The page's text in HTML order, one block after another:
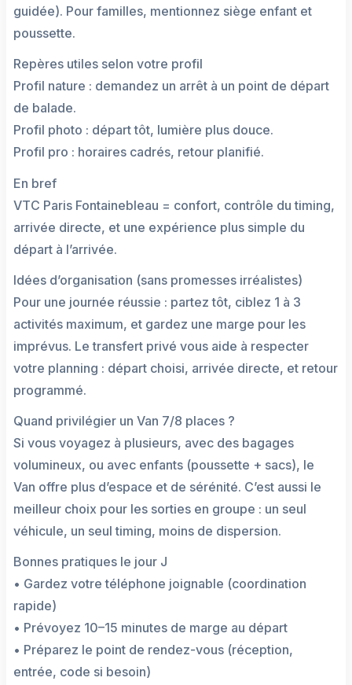
guidée). Pour familles, mentionnez siège enfant et
poussette.
Repères utiles selon votre profil
Profil nature : demandez un arrêt à un point de départ
de balade.
Profil photo : départ tôt, lumière plus douce.
Profil pro : horaires cadrés, retour planifié.
En bref
VTC Paris Fontainebleau = confort, contrôle du timing,
arrivée directe, et une expérience plus simple du
départ à l’arrivée.
Idées d’organisation (sans promesses irréalistes)
Pour une journée réussie : partez tôt, ciblez 1 à 3
activités maximum, et gardez une marge pour les
imprévus. Le transfert privé vous aide à respecter
votre planning : départ choisi, arrivée directe, et retour
programmé.
Quand privilégier un Van 7/8 places ?
Si vous voyagez à plusieurs, avec des bagages
volumineux, ou avec enfants (poussette + sacs), le
Van offre plus d’espace et de sérénité. C’est aussi le
meilleur choix pour les sorties en groupe : un seul
véhicule, un seul timing, moins de dispersion.
Bonnes pratiques le jour J
• Gardez votre téléphone joignable (coordination
rapide)
• Prévoyez 10–15 minutes de marge au départ
• Préparez le point de rendez-vous (réception,
entrée, code si besoin)